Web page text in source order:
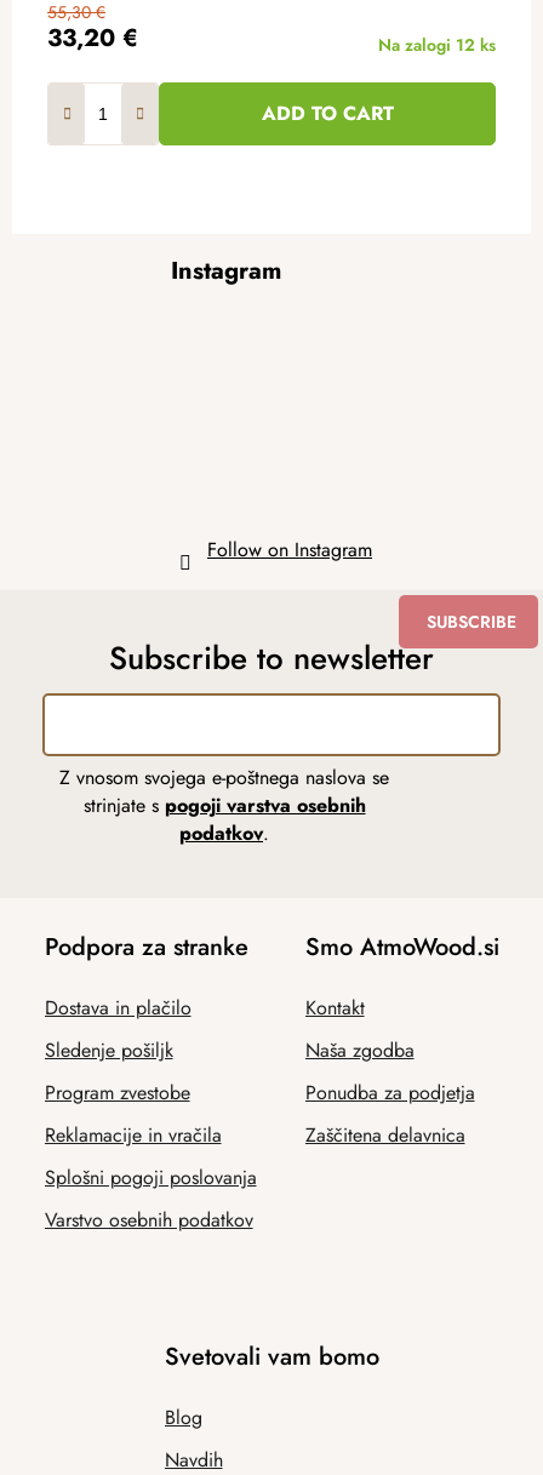
33,20 €
55,30 €
Na zalogi 12 ks
ADD TO CART
Instagram
Follow on Instagram
Subscribe to newsletter
Z vnosom svojega e-poštnega naslova se
strinjate s pogoji varstva osebnih
podatkov.
SUBSCRIBE
Podpora za stranke
Dostava in plačilo
Sledenje pošiljk
Program zvestobe
Reklamacije in vračila
Splošni pogoji poslovanja
Varstvo osebnih podatkov
Smo AtmoWood.si
Kontakt
Naša zgodba
Ponudba za podjetja
Zaščitena delavnica
Svetovali vam bomo
Blog
Navdih